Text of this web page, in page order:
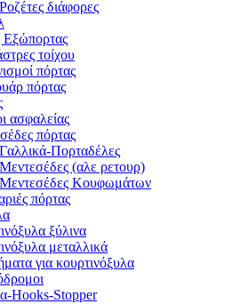
Ροζέτες διάφορες
Εξώπορτας
τοίχου
πόρτας
πόρτας
ασφαλείας
πόρτας
Γαλλικά-Πορταδέλες
Μεντεσέδες (αλε ρετουρ)
Μεντεσέδες Κουφωμάτων
πόρτας
ξύλινα
μεταλλικά
για κουρτινόξυλα
Hooks-Stopper